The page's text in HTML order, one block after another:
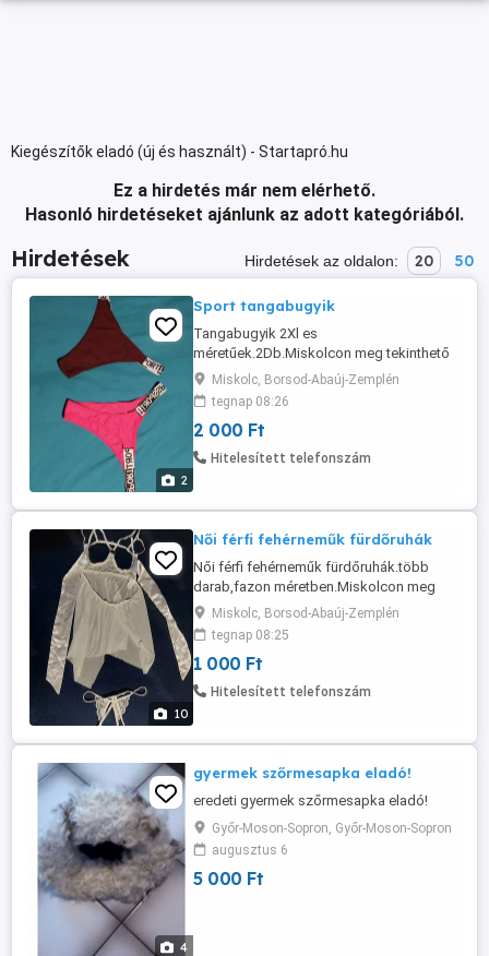
Kiegészítők eladó (új és használt) - Startapró.hu
Ez a hirdetés már nem elérhető.
Hasonló hirdetéseket ajánlunk az adott kategóriából.
Hirdetések Hirdetések az oldalon: 20 50
2
Sport tangabugyik
Tangabugyik 2Xl es
méretűek.2Db.Miskolcon meg tekinthető
átvehető személyesen előre egyeztetett
időpontban. Nem postázok automatázok
vagy viszem sehová.Ár a kettőre
vonatkozik
Miskolc, Borsod-Abaúj-Zemplén
tegnap 08:26
2 000 Ft
Hitelesített telefonszám
10
Női férfi fehérneműk fürdőruhák
Női férfi fehérneműk fürdőruhák.több
darab,fazon méretben.Miskolcon meg
tekinthető átvehető személyesen elöre
eggyeztetett időpontban Nem postázok
automatázok vagy viszem sehová.Ár, meg
eggyezés szerint daradtól függően 1000
ft tól>.Viberen elérhető vagyok
Miskolc, Borsod-Abaúj-Zemplén
tegnap 08:25
1 000 Ft
Hitelesített telefonszám
4
gyermek szőrmesapka eladó!
eredeti gyermek szőrmesapka eladó!
Győr-Moson-Sopron, Győr-Moson-Sopron
augusztus 6
5 000 Ft